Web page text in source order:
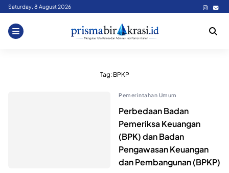
Skip
content
Saturday, 8 August 2026
Tag: BPKP
Pemerintahan Umum
Perbedaan Badan
Pemeriksa Keuangan
(BPK) dan Badan
Pengawasan Keuangan
dan Pembangunan (BPKP)